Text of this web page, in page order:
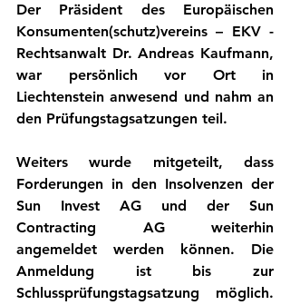
Der Präsident des Europäischen
Konsumenten(schutz)vereins – EKV -
Rechtsanwalt Dr. Andreas Kaufmann,
war persönlich vor Ort in
Liechtenstein anwesend und nahm an
den Prüfungstagsatzungen teil.
Weiters wurde mitgeteilt, dass
Forderungen in den Insolvenzen der
Sun Invest AG und der Sun
Contracting AG weiterhin
angemeldet werden können. Die
Anmeldung ist bis zur
Schlussprüfungstagsatzung möglich.